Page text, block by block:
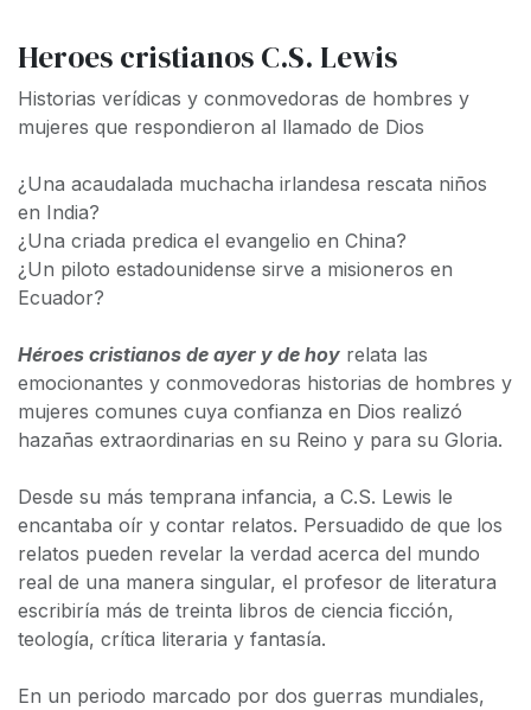
Heroes cristianos C.S. Lewis
Historias verídicas y conmovedoras de hombres y
mujeres que respondieron al llamado de Dios
¿Una acaudalada muchacha irlandesa rescata niños
en India?
¿Una criada predica el evangelio en China?
¿Un piloto estadounidense sirve a misioneros en
Ecuador?
Héroes cristianos de ayer y de hoy relata las
emocionantes y conmovedoras historias de hombres y
mujeres comunes cuya confianza en Dios realizó
hazañas extraordinarias en su Reino y para su Gloria.
Desde su más temprana infancia, a C.S. Lewis le
encantaba oír y contar relatos. Persuadido de que los
relatos pueden revelar la verdad acerca del mundo
real de una manera singular, el profesor de literatura
escribiría más de treinta libros de ciencia ficción,
teología, crítica literaria y fantasía.
En un periodo marcado por dos guerras mundiales,